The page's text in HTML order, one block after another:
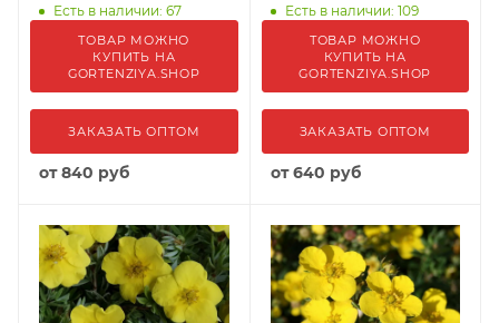
Есть в наличии: 67
ТОВАР МОЖНО
КУПИТЬ НА
GORTENZIYA.SHOP
ЗАКАЗАТЬ ОПТОМ
от840 руб
Есть в наличии: 109
ТОВАР МОЖНО
КУПИТЬ НА
GORTENZIYA.SHOP
ЗАКАЗАТЬ ОПТОМ
от640 руб